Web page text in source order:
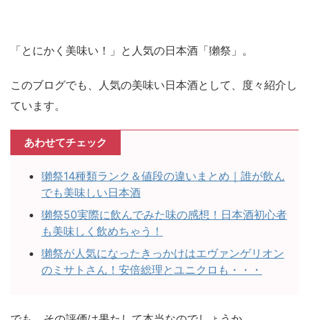
「とにかく美味い！」と人気の日本酒「獺祭」。
このブログでも、人気の美味い日本酒として、度々紹介し
ています。
あわせてチェック
獺祭14種類ランク＆値段の違いまとめ｜誰が飲ん
でも美味しい日本酒
獺祭50実際に飲んでみた味の感想！日本酒初心者
も美味しく飲めちゃう！
獺祭が人気になったきっかけはエヴァンゲリオン
のミサトさん！安倍総理とユニクロも・・・